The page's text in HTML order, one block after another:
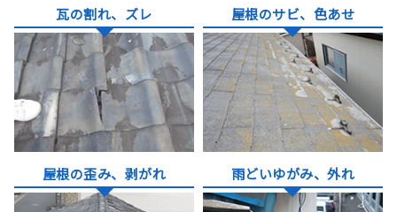
瓦の割れ、ズレ 屋根のサビ、色あせ
屋根の歪み、剥がれ 雨どいゆがみ、外れ